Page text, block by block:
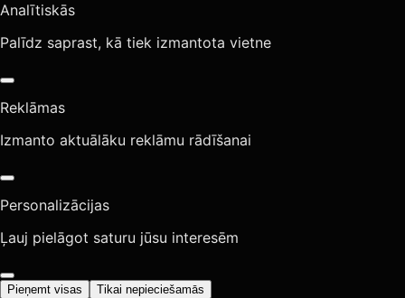
Analītiskās
Palīdz saprast, kā tiek izmantota vietne
Reklāmas
Izmanto aktuālāku reklāmu rādīšanai
Personalizācijas
Ļauj pielāgot saturu jūsu interesēm
Pieņemt visas Tikai nepieciešamās